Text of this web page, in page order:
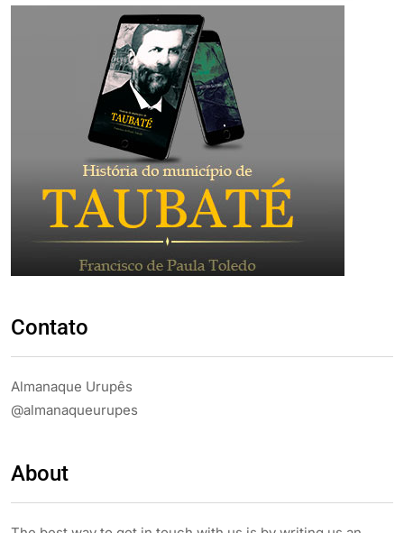
Contato
Almanaque Urupês
@almanaqueurupes
About